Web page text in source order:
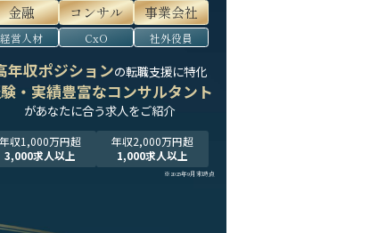
金融 コンサル 事業会社
経営人材 CxO 社外役員
年収ポジションの転職支援に特化
・実績豊富なコンサルタント
があなたに合う求人をご紹介
年収1,000万円超
3,000求人以上
年収2,000万円超
1,000求人以上
※2025年9月末時点